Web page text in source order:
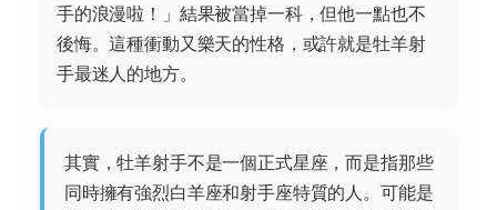
手的浪漫啦！」結果被當掉一科，但他一點也不
後悔。這種衝動又樂天的性格，或許就是牡羊射
手最迷人的地方。
其實，牡羊射手不是一個正式星座，而是指那些
同時擁有強烈白羊座和射手座特質的人。可能是